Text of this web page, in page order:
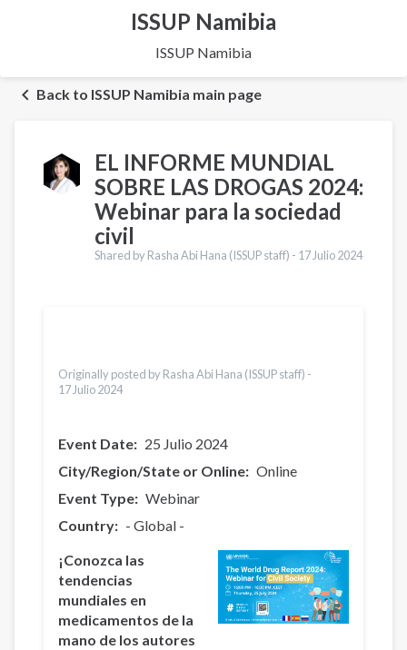
ISSUP Namibia
ISSUP Namibia
Back to ISSUP Namibia main page
EL INFORME MUNDIAL
SOBRE LAS DROGAS 2024:
Webinar para la sociedad
civil
Shared by Rasha Abi Hana (ISSUP staff) - 17 Julio 2024
Originally posted by Rasha Abi Hana (ISSUP staff) -
17 Julio 2024
Event Date
25 Julio 2024
City/Region/State or Online
Online
Event Type
Webinar
Country
- Global -
¡Conozca las
tendencias
mundiales en
medicamentos de la
mano de los autores